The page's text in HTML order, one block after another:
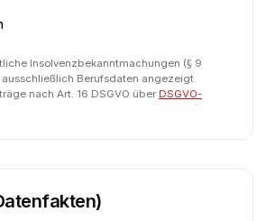
Insolvenzbekanntmachungen (§ 9
ausschließlich Berufsdaten angezeigt.
nach Art. 16 DSGVO über DSGVO-